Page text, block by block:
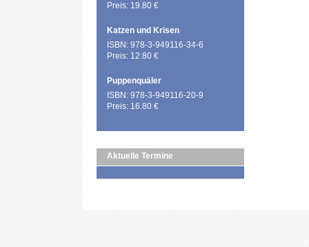
Preis: 19.80 €
Katzen und Krisen
ISBN: 978-3-949116-34-6
Preis: 12.80 €
Puppenquäler
ISBN: 978-3-949116-20-9
Preis: 16.80 €
Aktuelle Termine